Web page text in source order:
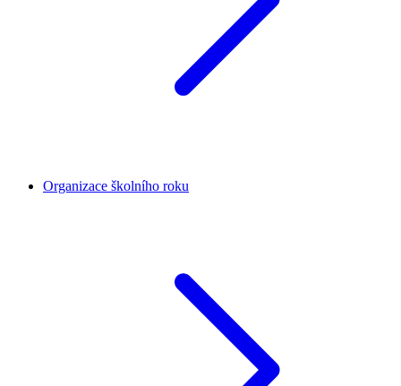
Organizace školního roku